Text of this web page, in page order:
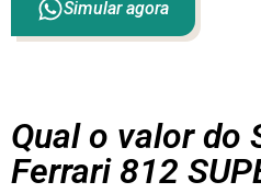
Simular agora
Qual o valor do
Ferrari 812